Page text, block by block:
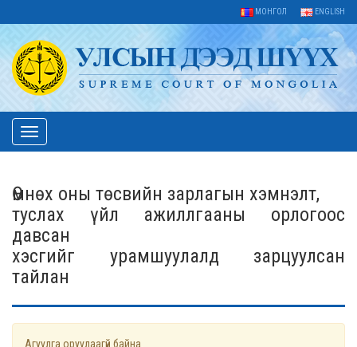
МОНГОЛ ENGLISH
Toggle
navigation
Өмнөх оны төсвийн зарлагын хэмнэлт,
туслах үйл ажиллгааны орлогоос
давсан
хэсгийг урамшуулалд зарцуулсан
тайлан
Агуулга оруулаагүй байна.